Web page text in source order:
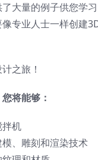
大量的例子供您学
专业人士一样创建
之旅！
将能够：
机
、雕刻和渲染技术